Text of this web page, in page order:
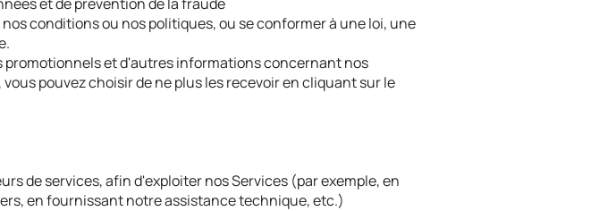
conditions ou nos politiques, ou se conformer à une loi, une
promotionnels et d'autres informations concernant nos
pouvez choisir de ne plus les recevoir en cliquant sur le
de services, afin d'exploiter nos Services (par exemple, en
en fournissant notre assistance technique, etc.)